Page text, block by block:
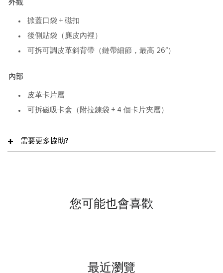
外觀
掀蓋口袋 + 磁扣
後側貼袋（麂皮內裡）
可拆可調皮革斜背帶（鏈帶細節，最高 26″）
內部
皮革卡片層
可拆磁吸卡盒（附拉鍊袋 + 4 個卡片夾層）
需要更多協助?
您可能也會喜歡
最近瀏覽